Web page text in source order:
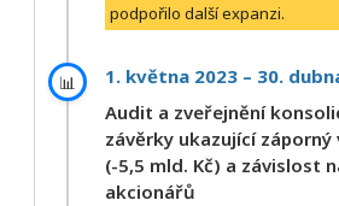
podpořilo další expanzi.
📊
1. května 2023 – 30.
Audit a zveřejnění
závěrky ukazující
(-5,5 mld. Kč) a závislost
akcionářů